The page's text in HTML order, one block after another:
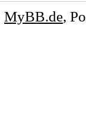
MyBB.de,